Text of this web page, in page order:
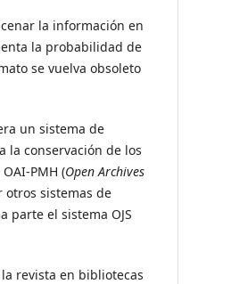
la información en
la probabilidad de
se vuelva obsoleto
un sistema de
la conservación de los
PMH (Open Archives
otros sistemas de
parte el sistema OJS
revista en bibliotecas